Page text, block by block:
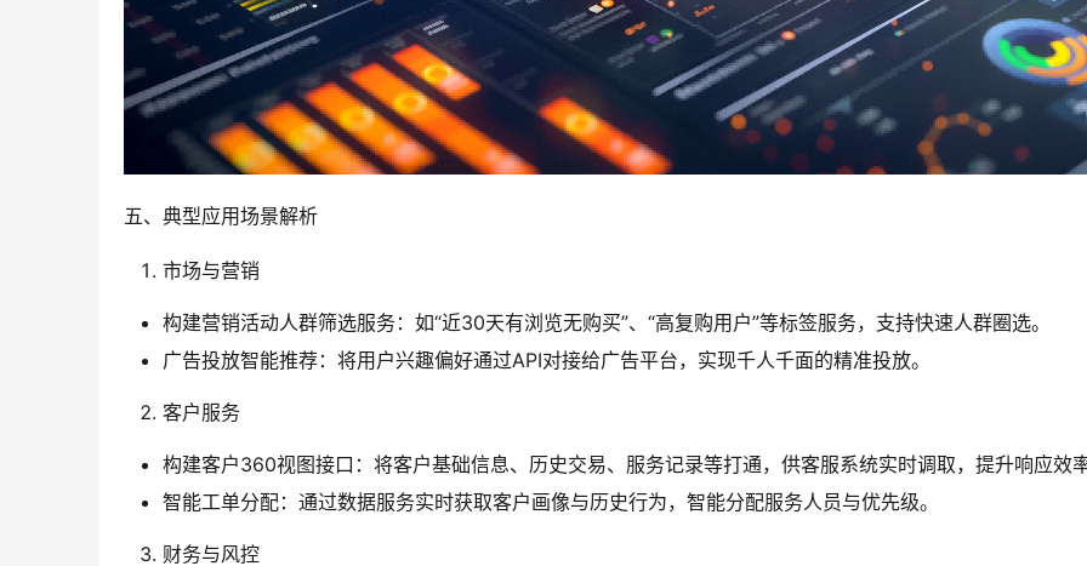
五、典型应用场景解析
市场与营销
构建营销活动人群筛选服务：如“近30天有浏览无购买”、“高复购用户”等标签服务，支持快速人群圈选。
广告投放智能推荐：将用户兴趣偏好通过API对接给广告平台，实现千人千面的精准投放。
客户服务
构建客户360视图接口：将客户基础信息、历史交易、服务记录等打通，供客服系统实时调取，提升响应效
智能工单分配：通过数据服务实时获取客户画像与历史行为，智能分配服务人员与优先级。
财务与风控